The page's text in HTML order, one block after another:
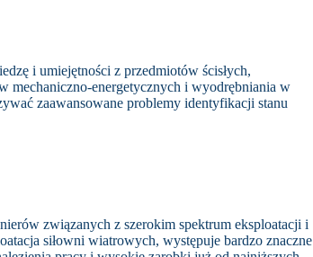
i umiejętności z przedmiotów ścisłych,
mechaniczno-energetycznych i wyodrębniania w
zaawansowane problemy identyfikacji stanu
związanych z szerokim spektrum eksploatacji i
siłowni wiatrowych, występuje bardzo znaczne